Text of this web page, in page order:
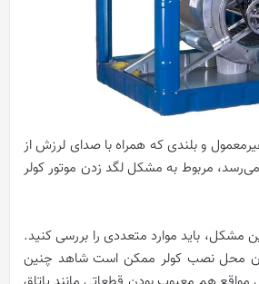
و بلندی که همراه با صدای لرزش از
مربوط به مشکل لگد زدن موتور کولر
مشکل، باید موارد متعددی را بررسی کنید.
محل نصب کولر ممکن است شاهد چنین